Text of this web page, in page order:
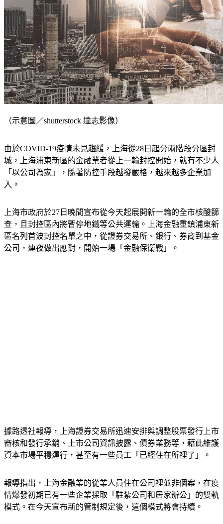
（示意圖／shutterstock 達志影像）
由於COVID-19疫情未見趨緩，上海從28日起分兩階段分區封
城，上海浦東新區的金融業者從上一輪封控開始，就有不少人
「以公司為家」，隨著防控手段越發嚴格，越來越多企業加
入。
上海市政府於27日晚間宣布從今天起展開新一輪的全市核酸篩
查，且封控區內將暫停地鐵等公共運輸。上海金融重鎮浦東新
區名列首波封控名單之中，從證券交易所、銀行、券商到基金
公司，連夜做出應對，開始一場「金融保衛戰」。
據路透社報導，上海證券交易所迅速安排與調整股票發行上市
審核和發行承銷、上市公司資訊披露、債券業務等，藉此維護
資本市場平穩運行，甚至有一些員工「已經住在所裡了」。
報導指出，上海金融業的從業人員住在公司裡並非個案，在疫
情爆發初期已有一些企業採取「駐紮公司和居家辦公」的雙軌
模式。在今天宣布新的管制規定後，這個模式將會持續。